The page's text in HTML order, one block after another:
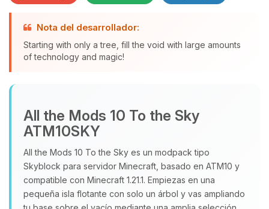
Nota del desarrollador:
Starting with only a tree, fill the void with large amounts
of technology and magic!
All the Mods 10 To the Sky
ATM10SKY
All the Mods 10 To the Sky es un modpack tipo
Skyblock para servidor Minecraft, basado en ATM10 y
compatible con Minecraft 1.21.1. Empiezas en una
pequeña isla flotante con solo un árbol y vas ampliando
asistente de BoxToPlay. Cuentame
que necesitas y moveré mis
08/08/2026 06:47